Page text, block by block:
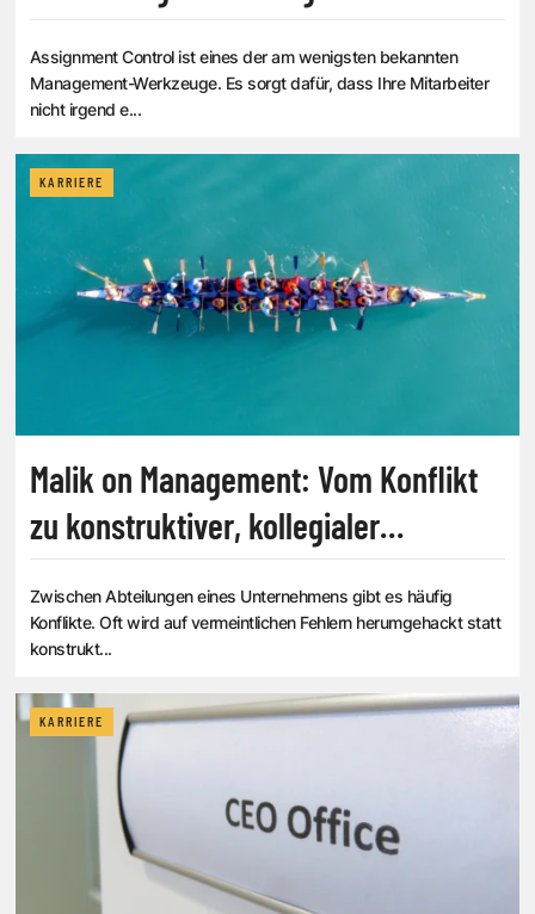
Assignment Control ist eines der am wenigsten bekannten
Management-Werkzeuge. Es sorgt dafür, dass Ihre Mitarbeiter
nicht irgend e...
KARRIERE
Malik on Management: Vom Konflikt
zu konstruktiver, kollegialer
Zwischen Abteilungen eines Unternehmens gibt es häufig
Konflikte. Oft wird auf vermeintlichen Fehlern herumgehackt statt
konstrukt...
KARRIERE